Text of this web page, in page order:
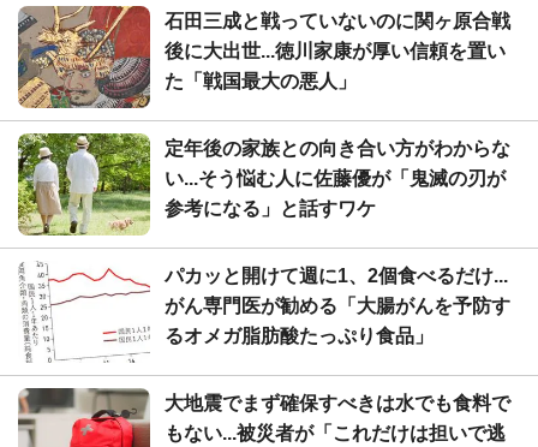
石田三成と戦っていないのに関ヶ原合戦
後に大出世...徳川家康が厚い信頼を置い
た「戦国最大の悪人」
定年後の家族との向き合い方がわからな
い...そう悩む人に佐藤優が「鬼滅の刃が
参考になる」と話すワケ
パカッと開けて週に1、2個食べるだけ...
がん専門医が勧める「大腸がんを予防す
るオメガ脂肪酸たっぷり食品」
大地震でまず確保すべきは水でも食料で
もない...被災者が「これだけは担いで逃